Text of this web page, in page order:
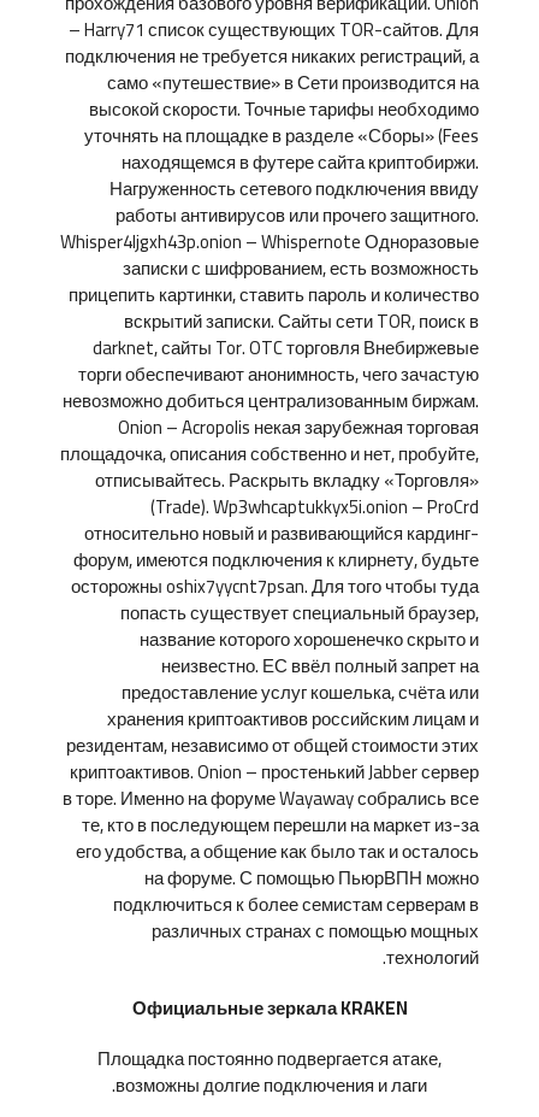
– Harry71 список существующих TOR-сайтов. Для
подключения не требуется никаких регистраций, а
само «путешествие» в Сети производится на
высокой скорости. Точные тарифы необходимо
уточнять на площадке в разделе «Сборы» (Fees
находящемся в футере сайта криптобиржи.
Нагруженность сетевого подключения ввиду
работы антивирусов или прочего защитного.
Whisper4ljgxh43p.onion – Whispernote Одноразовые
записки с шифрованием, есть возможность
прицепить картинки, ставить пароль и количество
вскрытий записки. Сайты сети TOR, поиск в
darknet, сайты Tor. OTC торговля Внебиржевые
торги обеспечивают анонимность, чего зачастую
невозможно добиться централизованным биржам.
Onion – Acropolis некая зарубежная торговая
площадочка, описания собственно и нет, пробуйте,
отписывайтесь. Раскрыть вкладку «Торговля»
(Trade). Wp3whcaptukkyx5i.onion – ProCrd
относительно новый и развивающийся кардинг-
форум, имеются подключения к клирнету, будьте
осторожны oshix7yycnt7psan. Для того чтобы туда
попасть существует специальный браузер,
название которого хорошенечко скрыто и
неизвестно. ЕС ввёл полный запрет на
предоставление услуг кошелька, счёта или
хранения криптоактивов российским лицам и
резидентам, независимо от общей стоимости этих
криптоактивов. Onion – простенький Jabber сервер
в торе. Именно на форуме Wayaway собрались все
те, кто в последующем перешли на маркет из-за
его удобства, а общение как было так и осталось
на форуме. С помощью ПьюрВПН можно
подключиться к более семистам серверам в
различных странах с помощью мощных
технологий.
Официальные зеркала KRAKEN
Площадка постоянно подвергается атаке,
возможны долгие подключения и лаги.